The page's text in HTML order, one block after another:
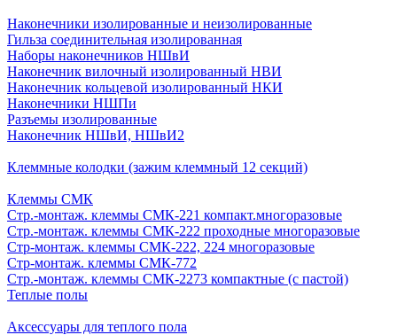
Наконечники изолированные и неизолированные
Гильза соединительная изолированная
Наборы наконечников НШвИ
Наконечник вилочный изолированный НВИ
Наконечник кольцевой изолированный НКИ
Наконечники НШПи
Разъемы изолированные
Наконечник НШвИ, НШвИ2
Клеммные колодки (зажим клеммный 12 секций)
Клеммы СМК
Стр.-монтаж. клеммы СМК-221 компакт.многоразовые
Стр.-монтаж. клеммы СМК-222 проходные многоразовые
Стр-монтаж. клеммы СМК-222, 224 многоразовые
Стр-монтаж. клеммы СМК-772
Стр.-монтаж. клеммы СМК-2273 компактные (с пастой)
Теплые полы
Аксессуары для теплого пола